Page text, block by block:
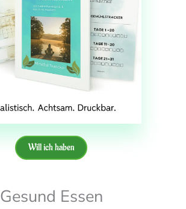
Will ich haben
Gesund Essen